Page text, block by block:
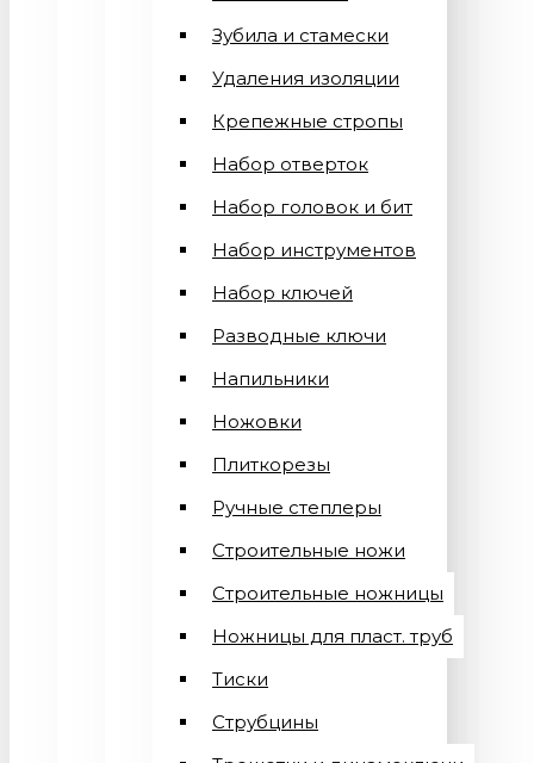
Зубила и стамески
Удаления изоляции
Крепежные стропы
Набор отверток
Набор головок и бит
Набор инструментов
Набор ключей
Разводные ключи
Напильники
Ножовки
Плиткорезы
Ручные степлеры
Строительные ножи
Строительные ножницы
Ножницы для пласт. труб
Тиски
Струбцины